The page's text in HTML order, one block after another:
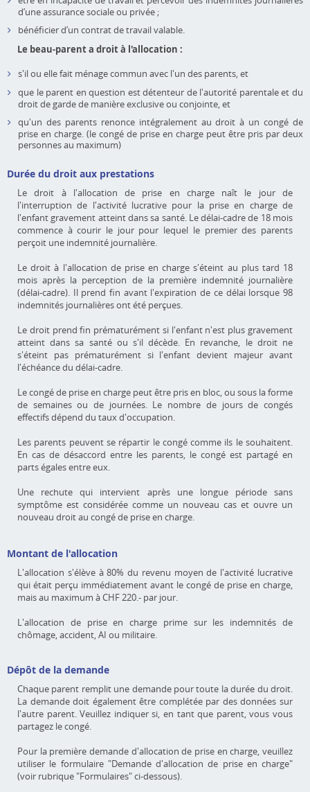
d’une assurance sociale ou privée ;
bénéficier d’un contrat de travail valable.
Le beau-parent a droit à l'allocation :
s'il ou elle fait ménage commun avec l'un des parents, et
que le parent en question est détenteur de l'autorité parentale et du
droit de garde de manière exclusive ou conjointe, et
qu'un des parents renonce intégralement au droit à un congé de
prise en charge. (le congé de prise en charge peut être pris par deux
personnes au maximum)
Durée du droit aux prestations
Le droit à l'allocation de prise en charge naît le jour de
l'interruption de l'activité lucrative pour la prise en charge de
l'enfant gravement atteint dans sa santé. Le délai-cadre de 18 mois
commence à courir le jour pour lequel le premier des parents
perçoit une indemnité journalière.
Le droit à l'allocation de prise en charge s'éteint au plus tard 18
mois après la perception de la première indemnité journalière
(délai-cadre). Il prend fin avant l'expiration de ce délai lorsque 98
indemnités journalières ont été perçues.
Le droit prend fin prématurément si l'enfant n'est plus gravement
atteint dans sa santé ou s'il décède. En revanche, le droit ne
s'éteint pas prématurément si l'enfant devient majeur avant
l'échéance du délai-cadre.
Le congé de prise en charge peut être pris en bloc, ou sous la forme
de semaines ou de journées. Le nombre de jours de congés
effectifs dépend du taux d'occupation.
Les parents peuvent se répartir le congé comme ils le souhaitent.
En cas de désaccord entre les parents, le congé est partagé en
parts égales entre eux.
Une rechute qui intervient après une longue période sans
symptôme est considérée comme un nouveau cas et ouvre un
nouveau droit au congé de prise en charge.
Montant de l'allocation
L'allocation s'élève à 80% du revenu moyen de l'activité lucrative
qui était perçu immédiatement avant le congé de prise en charge,
mais au maximum à CHF 220.- par jour.
L'allocation de prise en charge prime sur les indemnités de
chômage, accident, AI ou militaire.
Dépôt de la demande
Chaque parent remplit une demande pour toute la durée du droit.
La demande doit également être complétée par des données sur
l'autre parent. Veuillez indiquer si, en tant que parent, vous vous
partagez le congé.
Pour la première demande d'allocation de prise en charge, veuillez
utiliser le formulaire "Demande d'allocation de prise en charge"
(voir rubrique "Formulaires" ci-dessous).